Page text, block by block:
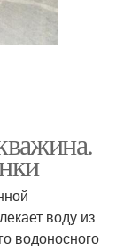
воду из
водоносного